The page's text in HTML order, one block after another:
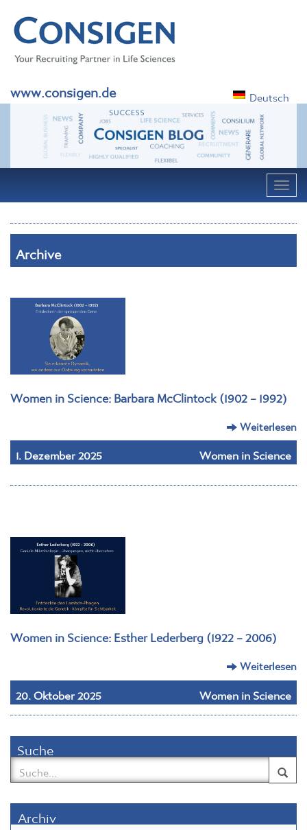
www.consigen.de Deutsch
Archive
Women in Science: Barbara McClintock (1902 – 1992)
Weiterlesen
1. Dezember 2025 Women in Science
Women in Science: Esther Lederberg (1922 – 2006)
Weiterlesen
20. Oktober 2025 Women in Science
Suche
Archiv